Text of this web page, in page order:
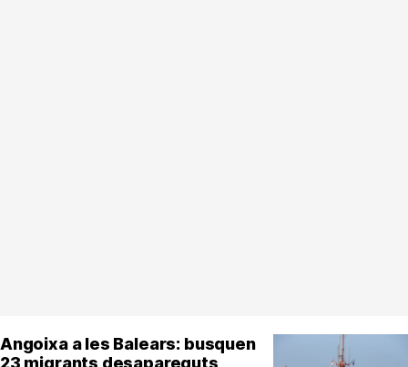
Angoixa a les Balears: busquen
23 migrants desapareguts